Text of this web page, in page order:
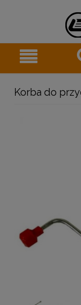
Korba do